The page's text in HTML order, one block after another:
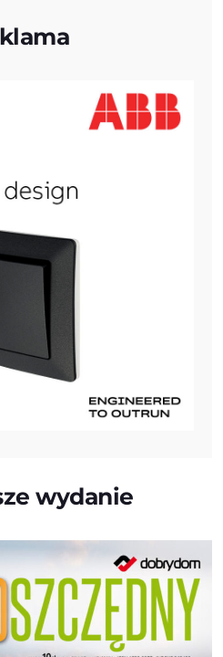
wydanie